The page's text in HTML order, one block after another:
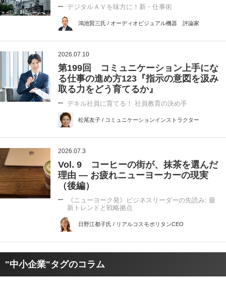
デジタルＡＶを味方に！新・仕事術
鴻池賢三氏 / オーディオビジュアル機器 評論家
2026.07.10
第199回 コミュニケーション上手にな
る仕事の進め方123『指示の意図を汲み
取る力をどう育てるか』
デキル社員に育てる！ 社員教育の決め手
松尾友子 / コミュニケーションインストラクター
2026.07.3
Vol. 9 コーヒーの街が、抹茶を選んだ
理由 ― お疲れニューヨーカーの現実
（後編）
《ニューヨーク発》ビジネスリーダーの先読み: 最
新トレンドと戦略拠点
日野江都子氏 / リアルコスモポリタンCEO
"中小企業"タグのコラム